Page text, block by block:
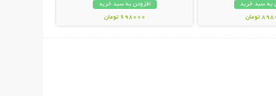
به سبد خرید
تومان
افزودن به سبد خرید
698000 تومان